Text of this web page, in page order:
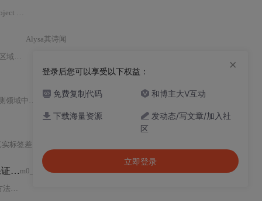
核心思想并非简单地加权正负
骤，显著
Alysa其诗闻
尺度和形态的检测问题。通过分析损失函数
标签差异的函数；
的减小，同时实现cls_loss的减小loss.py中代码：
中整合
m0_69196304
登录后您可以享受以下权益：
免费复制代码 和博主大V互动
下载海量资源
发动态/写文章/加入社
区
×
立即登录